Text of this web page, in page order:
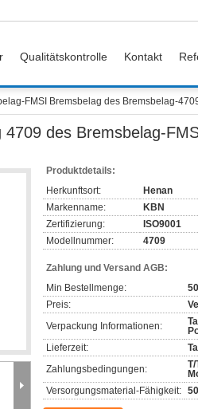
Qualitätskontrolle Kontakt
FMSI Bremsbelag des Bremsbelag-
des Bremsbelag-
Produktdetails:
Herkunftsort:
Henan
Markenname:
KBN
Zertifizierung:
ISO9001
Modellnummer:
4709
Zahlung und Versand AGB:
Min Bestellmenge:
Preis:
Verpackung Informationen:
Lieferzeit:
Zahlungsbedingungen:
T/
Versorgungsmaterial-Fähigkeit: